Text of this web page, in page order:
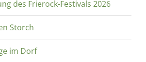
des Frierock-Festivals 2026
Storch
im Dorf